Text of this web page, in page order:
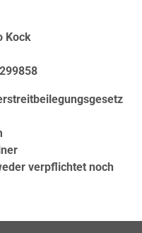
Kock
verpflichtet noch